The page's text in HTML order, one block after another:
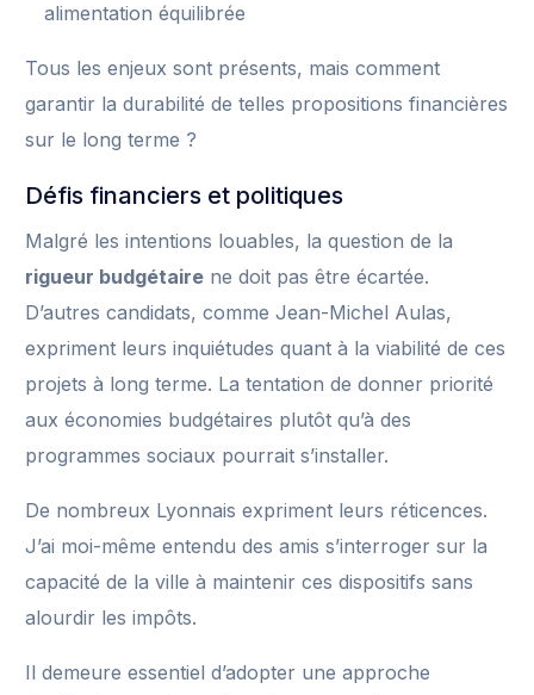
alimentation équilibrée
Tous les enjeux sont présents, mais comment
garantir la durabilité de telles propositions financières
sur le long terme ?
Défis financiers et politiques
Malgré les intentions louables, la question de la
rigueur budgétaire ne doit pas être écartée.
D’autres candidats, comme Jean-Michel Aulas,
expriment leurs inquiétudes quant à la viabilité de ces
projets à long terme. La tentation de donner priorité
aux économies budgétaires plutôt qu’à des
programmes sociaux pourrait s’installer.
De nombreux Lyonnais expriment leurs réticences.
J’ai moi-même entendu des amis s’interroger sur la
capacité de la ville à maintenir ces dispositifs sans
alourdir les impôts.
Il demeure essentiel d’adopter une approche